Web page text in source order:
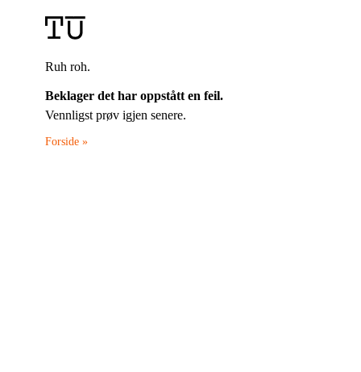
Ruh roh.
Beklager det har oppstått en feil.
Vennligst prøv igjen senere.
Forside »